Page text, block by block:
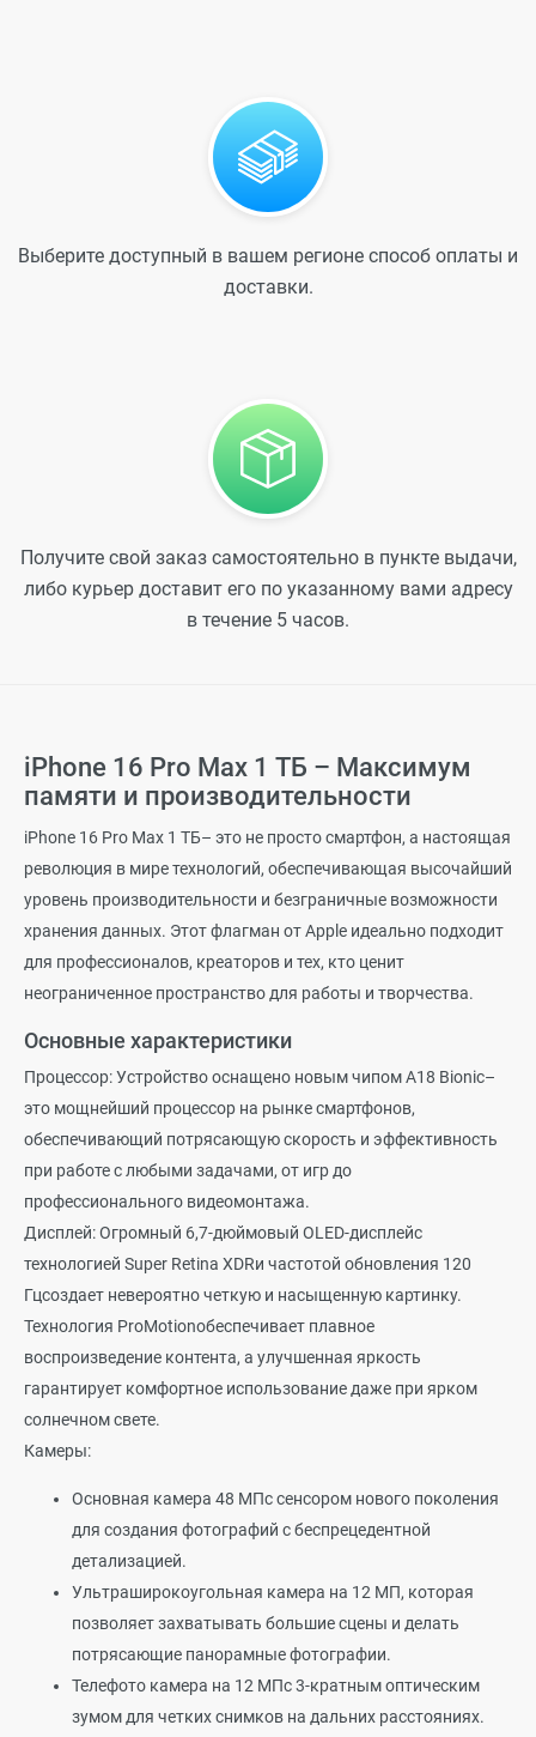
Выберите доступный в вашем регионе способ оплаты и
доставки.
Получите свой заказ самостоятельно в пункте выдачи,
либо курьер доставит его по указанному вами адресу
в течение 5 часов.
iPhone 16 Pro Max 1 ТБ – Максимум
памяти и производительности
iPhone 16 Pro Max 1 ТБ– это не просто смартфон, а настоящая
революция в мире технологий, обеспечивающая высочайший
уровень производительности и безграничные возможности
хранения данных. Этот флагман от Apple идеально подходит
для профессионалов, креаторов и тех, кто ценит
неограниченное пространство для работы и творчества.
Основные характеристики
Процессор: Устройство оснащено новым чипом A18 Bionic–
это мощнейший процессор на рынке смартфонов,
обеспечивающий потрясающую скорость и эффективность
при работе с любыми задачами, от игр до
профессионального видеомонтажа.
Дисплей: Огромный 6,7-дюймовый OLED-дисплейс
технологией Super Retina XDRи частотой обновления 120
Гцсоздает невероятно четкую и насыщенную картинку.
Технология ProMotionобеспечивает плавное
воспроизведение контента, а улучшенная яркость
гарантирует комфортное использование даже при ярком
солнечном свете.
Камеры:
Основная камера 48 МПс сенсором нового поколения
для создания фотографий с беспрецедентной
детализацией.
Ультраширокоугольная камера на 12 МП, которая
позволяет захватывать большие сцены и делать
потрясающие панорамные фотографии.
Телефото камера на 12 МПс 3-кратным оптическим
зумом для четких снимков на дальних расстояниях.